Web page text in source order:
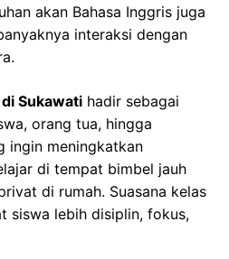
akan Bahasa Inggris juga
interaksi dengan
Sukawati hadir sebagai
orang tua, hingga
ingin meningkatkan
di tempat bimbel jauh
di rumah. Suasana kelas
siswa lebih disiplin, fokus,